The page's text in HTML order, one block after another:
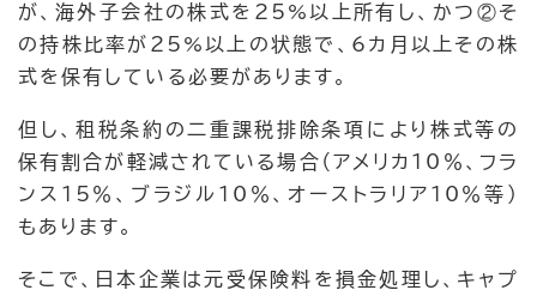
が、海外子会社の株式を25%以上所有し、かつ②そ
の持株比率が25%以上の状態で、6カ月以上その株
式を保有している必要があります。
但し、租税条約の二重課税排除条項により株式等の
保有割合が軽減されている場合（アメリカ10％、フラ
ンス15％、ブラジル10％、オーストラリア10％等）
もあります。
そこで、日本企業は元受保険料を損金処理し、キャプ